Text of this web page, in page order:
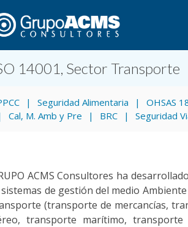
14001, Sector Transporte
Seguridad Alimentaria OHSAS
Cal, M. Amb y Pre
BRC Seguridad
ACMS Consultores ha
de gestión del medio
(transporte de mercancías,
transporte marítimo, transporte